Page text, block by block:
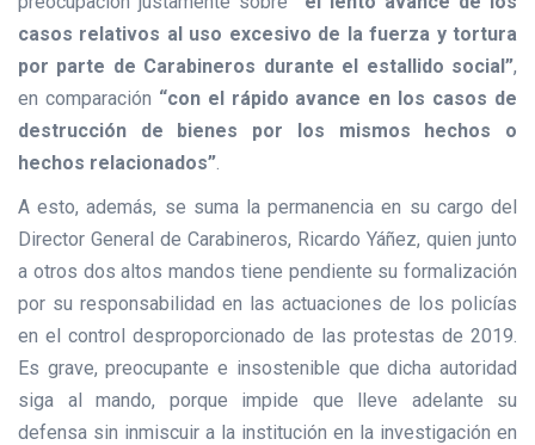
casos relativos al uso excesivo de la fuerza y tortura
por parte de Carabineros durante el estallido social”,
en comparación “con el rápido avance en los casos de
destrucción de bienes por los mismos hechos o
hechos relacionados”.
A esto, además, se suma la permanencia en su cargo del
Director General de Carabineros, Ricardo Yáñez, quien junto
a otros dos altos mandos tiene pendiente su formalización
por su responsabilidad en las actuaciones de los policías
en el control desproporcionado de las protestas de 2019.
Es grave, preocupante e insostenible que dicha autoridad
siga al mando, porque impide que lleve adelante su
defensa sin inmiscuir a la institución en la investigación en